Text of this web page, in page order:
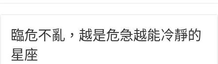
臨危不亂，越是危急越能冷靜的
星座